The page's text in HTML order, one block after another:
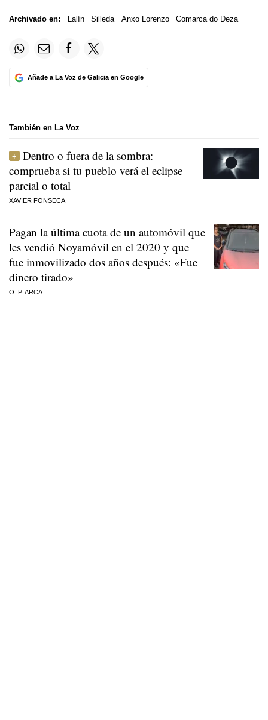
Archivado en: Lalín Silleda Anxo Lorenzo Comarca do Deza
Añade a La Voz de Galicia en Google
También en La Voz
Dentro o fuera de la sombra:
comprueba si tu pueblo verá el eclipse
parcial o total
XAVIER FONSECA
Pagan la última cuota de un automóvil que
les vendió Noyamóvil en el 2020 y que
fue inmovilizado dos años después: «Fue
dinero tirado»
O. P. ARCA